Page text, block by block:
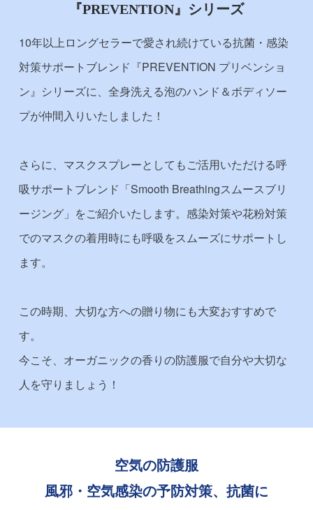
『PREVENTION』シリーズ
10年以上ロングセラーで愛され続けている抗菌・感染
対策サポートブレンド『PREVENTION プリベンショ
ン』シリーズに、全身洗える泡のハンド＆ボディソー
プが仲間入りいたしました！
さらに、マスクスプレーとしてもご活用いただける呼
吸サポートブレンド「Smooth Breathingスムースブリ
ージング」をご紹介いたします。感染対策や花粉対策
でのマスクの着用時にも呼吸をスムーズにサポートし
ます。
この時期、大切な方への贈り物にも大変おすすめで
す。
今こそ、オーガニックの香りの防護服で自分や大切な
人を守りましょう！
空気の防護服
風邪・空気感染の予防対策、抗菌に